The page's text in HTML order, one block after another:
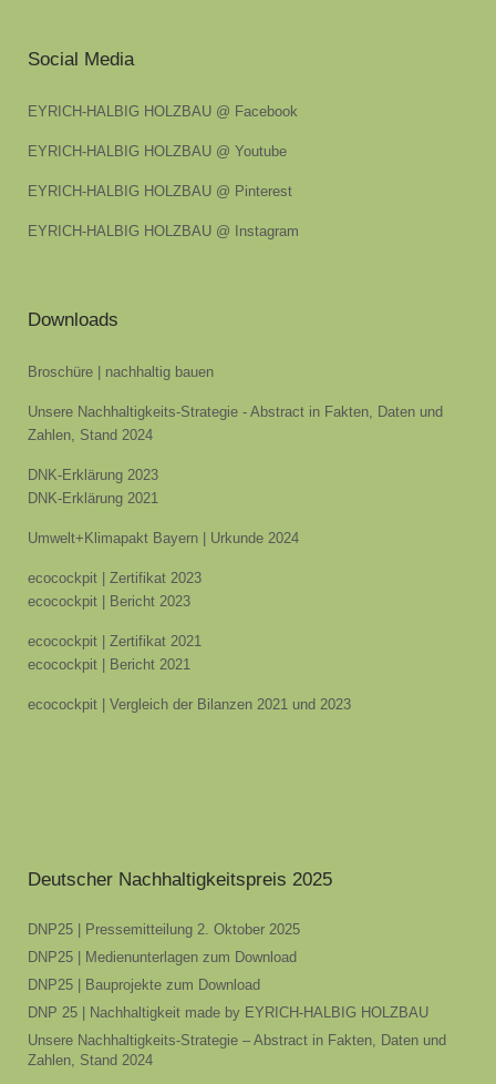
Social Media
EYRICH-HALBIG HOLZBAU @ Facebook
EYRICH-HALBIG HOLZBAU @ Youtube
EYRICH-HALBIG HOLZBAU @ Pinterest
EYRICH-HALBIG HOLZBAU @ Instagram
Downloads
Broschüre | nachhaltig bauen
Unsere Nachhaltigkeits-Strategie - Abstract in Fakten, Daten und
Zahlen, Stand 2024
DNK-Erklärung 2023
DNK-Erklärung 2021
Umwelt+Klimapakt Bayern | Urkunde 2024
ecocockpit | Zertifikat 2023
ecocockpit | Bericht 2023
ecocockpit | Zertifikat 2021
ecocockpit | Bericht 2021
ecocockpit | Vergleich der Bilanzen 2021 und 2023
Deutscher Nachhaltigkeitspreis 2025
DNP25 | Pressemitteilung 2. Oktober 2025
DNP25 | Medienunterlagen zum Download
DNP25 | Bauprojekte zum Download
DNP 25 | Nachhaltigkeit made by EYRICH-HALBIG HOLZBAU
Unsere Nachhaltigkeits-Strategie – Abstract in Fakten, Daten und
Zahlen, Stand 2024